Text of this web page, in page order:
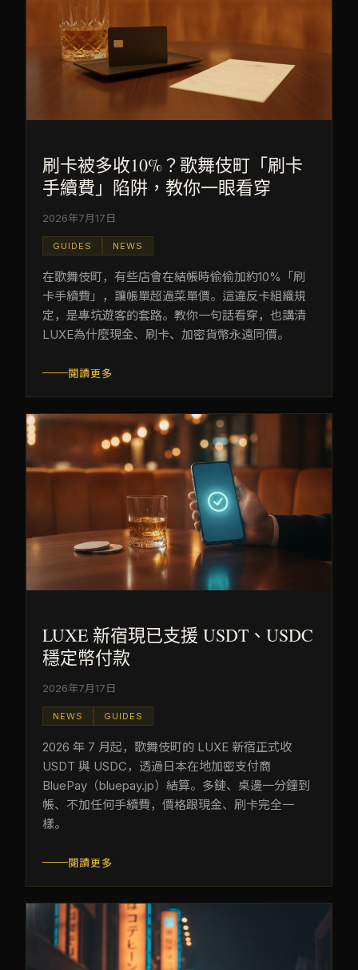
刷卡被多收10%？歌舞伎町「刷卡
手續費」陷阱，教你一眼看穿
2026年7月17日
GUIDES NEWS
在歌舞伎町，有些店會在結帳時偷偷加約10%「刷
卡手續費」，讓帳單超過菜單價。這違反卡組織規
定，是專坑遊客的套路。教你一句話看穿，也講清
LUXE為什麼現金、刷卡、加密貨幣永遠同價。
閱讀更多
LUXE 新宿現已支援 USDT、USDC
穩定幣付款
2026年7月17日
NEWS GUIDES
2026 年 7 月起，歌舞伎町的 LUXE 新宿正式收
USDT 與 USDC，透過日本在地加密支付商
BluePay（bluepay.jp）結算。多鏈、桌邊一分鐘到
帳、不加任何手續費，價格跟現金、刷卡完全一
樣。
閱讀更多